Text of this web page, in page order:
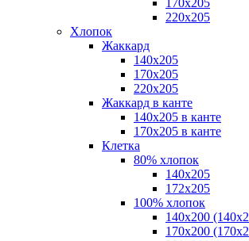
170х205
220х205
Хлопок
Жаккард
140x205
170х205
220х205
Жаккард в канте
140х205 в канте
170х205 в канте
Клетка
80% хлопок
140x205
172х205
100% хлопок
140x200
170x200